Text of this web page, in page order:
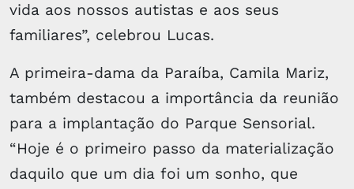
vida aos nossos autistas e aos seus
familiares”, celebrou Lucas.
A primeira-dama da Paraíba, Camila Mariz,
também destacou a importância da reunião
para a implantação do Parque Sensorial.
“Hoje é o primeiro passo da materialização
daquilo que um dia foi um sonho, que